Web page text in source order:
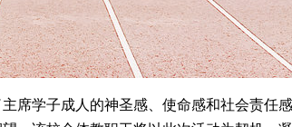
席学子成人的神圣感、使命感和社会责任